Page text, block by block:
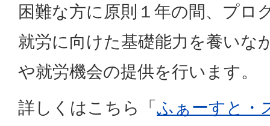
困難な方に原則１年の間、プロ
就労に向けた基礎能力を養いな
や就労機会の提供を行います。
詳しくはこちら「ふぁーすと・